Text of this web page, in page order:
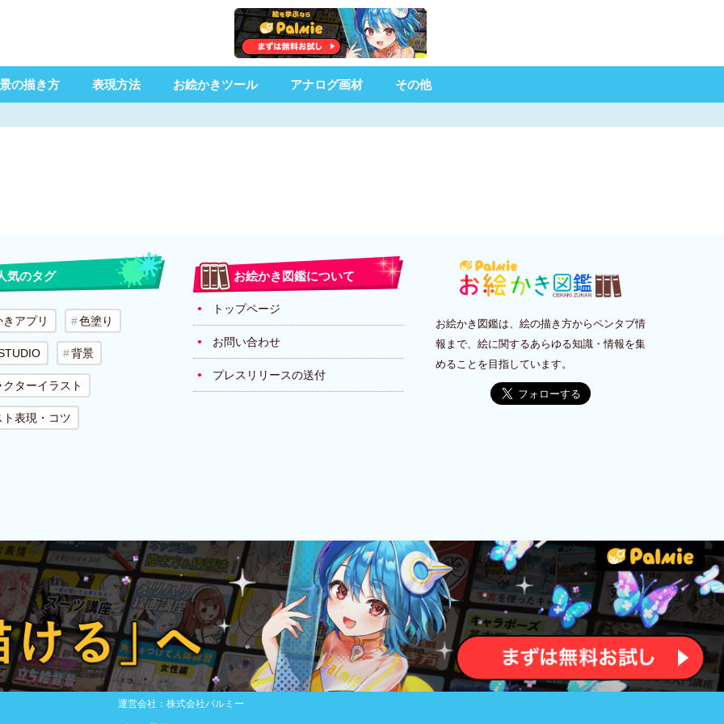
の描き方 表現方法 お絵かきツール アナログ画材 その他
気のタグ
アプリ 色塗り
背景
ターイラスト
ト表現・コツ
お絵かき図鑑について
トップページ
お問い合わせ
プレスリリースの送付
お絵かき図鑑は、絵の描き方からペンタブ情
報まで、絵に関するあらゆる知識・情報を集
めることを目指しています。
運営会社：株式会社パルミー